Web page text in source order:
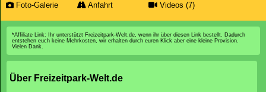
Foto-Galerie Anfahrt Videos (7)
*Affiliate Link: Ihr unterstützt Freizeitpark-Welt.de, wenn ihr über diesen Link bestellt. Dadurch
entstehen euch keine Mehrkosten, wir erhalten durch euren Klick aber eine kleine Provision.
Vielen Dank.
Über Freizeitpark-Welt.de